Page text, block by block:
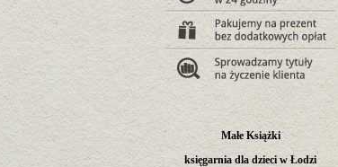
Małe Książki
księgarnia dla dzieci w Łodzi